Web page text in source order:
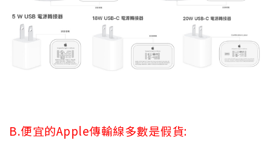
B.便宜的Apple傳輸線多數是假貨: